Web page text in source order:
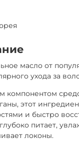
масло от
ухода за
компонентом
этот
и быстро
питает,
локоны.